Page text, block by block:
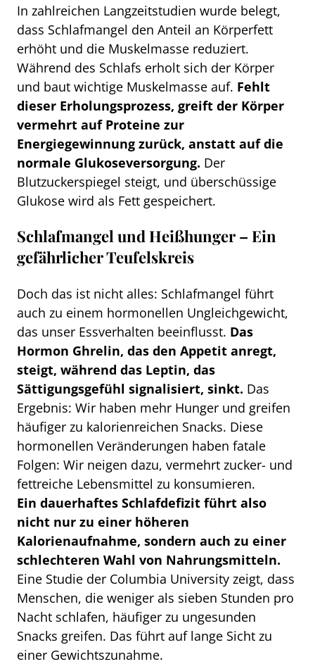
In zahlreichen Langzeitstudien wurde belegt,
dass Schlafmangel den Anteil an Körperfett
erhöht und die Muskelmasse reduziert.
Während des Schlafs erholt sich der Körper
und baut wichtige Muskelmasse auf. Fehlt
dieser Erholungsprozess, greift der Körper
vermehrt auf Proteine zur
Energiegewinnung zurück, anstatt auf die
normale Glukoseversorgung. Der
Blutzuckerspiegel steigt, und überschüssige
Glukose wird als Fett gespeichert.
Schlafmangel und Heißhunger – Ein
gefährlicher Teufelskreis
Doch das ist nicht alles: Schlafmangel führt
auch zu einem hormonellen Ungleichgewicht,
das unser Essverhalten beeinflusst. Das
Hormon Ghrelin, das den Appetit anregt,
steigt, während das Leptin, das
Sättigungsgefühl signalisiert, sinkt. Das
Ergebnis: Wir haben mehr Hunger und greifen
häufiger zu kalorienreichen Snacks. Diese
hormonellen Veränderungen haben fatale
Folgen: Wir neigen dazu, vermehrt zucker- und
fettreiche Lebensmittel zu konsumieren.
Ein dauerhaftes Schlafdefizit führt also
nicht nur zu einer höheren
Kalorienaufnahme, sondern auch zu einer
schlechteren Wahl von Nahrungsmitteln.
Eine Studie der Columbia University zeigt, dass
Menschen, die weniger als sieben Stunden pro
Nacht schlafen, häufiger zu ungesunden
Snacks greifen. Das führt auf lange Sicht zu
einer Gewichtszunahme.